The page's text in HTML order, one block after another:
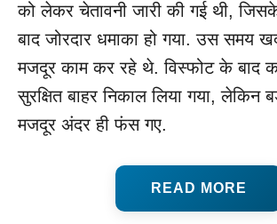
को लेकर चेतावनी जारी की गई थी,
बाद जोरदार धमाका हो गया. उस समय
मजदूर काम कर रहे थे. विस्फोट के बाद
सुरक्षित बाहर निकाल लिया गया, लेकिन
मजदूर अंदर ही फंस गए.
READ MORE